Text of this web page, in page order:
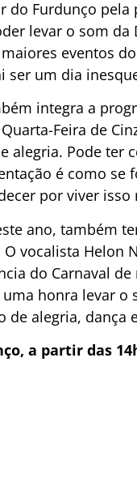
do Furdunço
levar o som
eventos
um dia
integra a
Feira de
alegria. Pode ter
é como se
por viver isso
ano, também
vocalista Helon
do Carnaval
honra levar o
alegria, dança
a partir das